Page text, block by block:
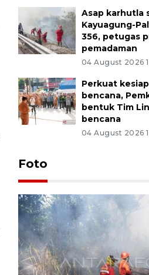
Asap karhutla
Kayuagung-
356, petugas
pemadaman
04 August 2026
Perkuat
bencana,
bentuk Tim
bencana
04 August 2026
Foto